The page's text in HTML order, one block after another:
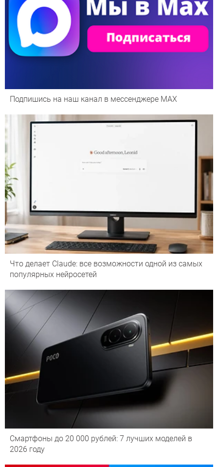
Подпишись на наш канал в мессенджере МАХ
Что делает Сlaude: все возможности одной из самых
популярных нейросетей
Смартфоны до 20 000 рублей: 7 лучших моделей в
2026 году